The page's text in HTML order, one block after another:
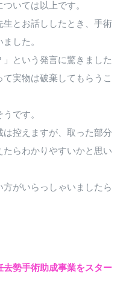
いては以上です。
とお話ししたとき、手術
した。
という発言に驚きました
実物は破棄してもらうこ
です。
控えますが、取った部分
らわかりやすいかと思い
がいらっしゃいましたら
勢手術助成事業をスター